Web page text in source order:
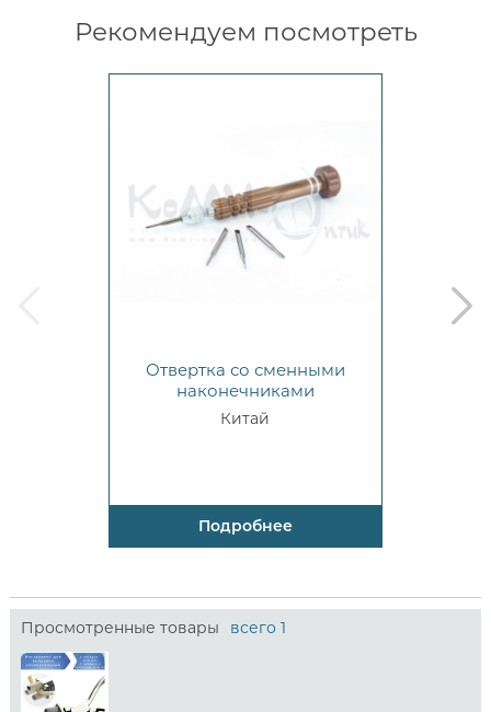
Рекомендуем посмотреть
Отвертка со сменными
наконечниками
Китай
Подробнее
next
Просмотренные товары всего 1